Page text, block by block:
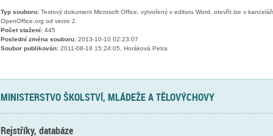
Typ souboru:Textový dokument Microsoft Office, vytvořený v editoru Word, otevřít lze v
OpenOffice.org od verze 2.
Počet stažení:445
Poslední změna souboru:2013-10-10 02:23:07
Soubor publikován:2011-08-18 15:24:05, Horáková Petra
MINISTERSTVO ŠKOLSTVÍ, MLÁDEŽE A TĚLOVÝCHOVY
Rejstříky, databáze